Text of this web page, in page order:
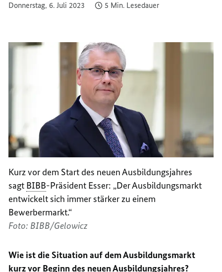
Donnerstag, 6. Juli 2023 5 Min. Lesedauer
Kurz vor dem Start des neuen Ausbildungsjahres
sagt BIBB-Präsident Esser: „Der Ausbildungsmarkt
entwickelt sich immer stärker zu einem
Bewerbermarkt.“
Foto: BIBB/Gelowicz
Wie ist die Situation auf dem Ausbildungsmarkt
kurz vor Beginn des neuen Ausbildungsjahres?